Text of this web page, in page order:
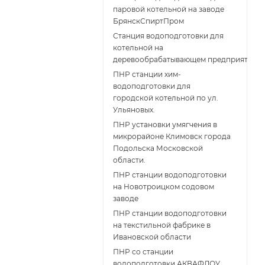
паровой котельной на заводе
БрянскСпиртПром
Станция водоподготовки для
котельной на
деревообрабатывающем предприятии
ПНР станции хим-
водоподготовки для
городской котельной по ул.
Ульяновых.
ПНР установки умягчения в
микрорайоне Климовск города
Подольска Московской
области.
ПНР станции водоподготовки
на Новотроицком содовом
заводе
ПНР станции водоподготовки
на текстильной фабрике в
Ивановской области
ПНР со станции